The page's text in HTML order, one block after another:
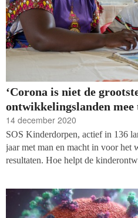
‘Corona is niet de
ontwikkelingslanden mee
14 december 2020
SOS Kinderdorpen, actief in 136
jaar met man en macht in voor het
resultaten. Hoe helpt de
welke acties voeren ze uit?
Jolien Storsbergen,